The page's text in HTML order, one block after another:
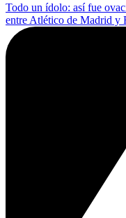
Todo un ídolo: así fue
entre Atlético de Madrid y